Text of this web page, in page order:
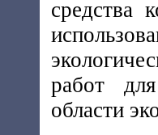
средства
работ
области